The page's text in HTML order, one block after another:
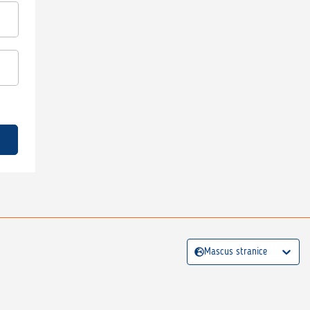
Mascus stranice